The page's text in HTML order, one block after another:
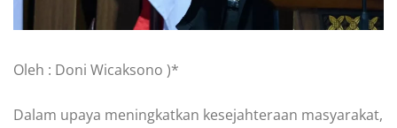
Oleh : Doni Wicaksono )*
Dalam upaya meningkatkan kesejahteraan masyarakat,